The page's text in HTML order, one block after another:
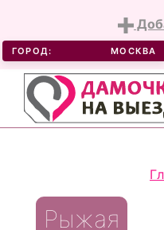
ГОРОД: МОСКВА
Рыжая